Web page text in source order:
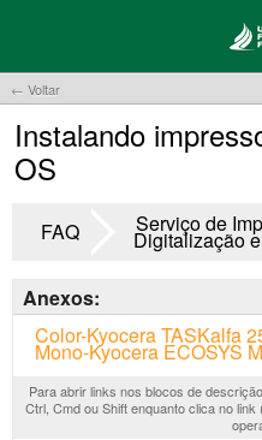
← Voltar
Instalando
OS
FAQ Serviço de
Digitalização
Anexos:
Color-Kyocera TASKalfa
Mono-Kyocera ECOSYS
Para abrir links nos blocos de
Ctrl, Cmd ou Shift enquanto clica no